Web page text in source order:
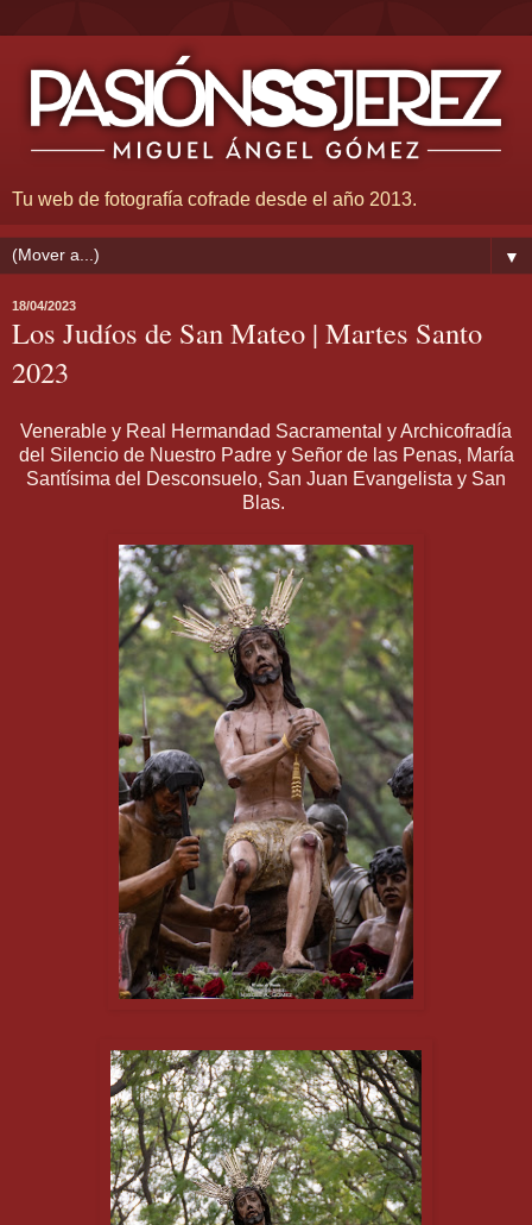
Tu web de fotografía cofrade desde el año 2013.
▼
18/04/2023
Los Judíos de San Mateo | Martes Santo
2023
Venerable y Real Hermandad Sacramental y Archicofradía
del Silencio de Nuestro Padre y Señor de las Penas, María
Santísima del Desconsuelo, San Juan Evangelista y San
Blas.